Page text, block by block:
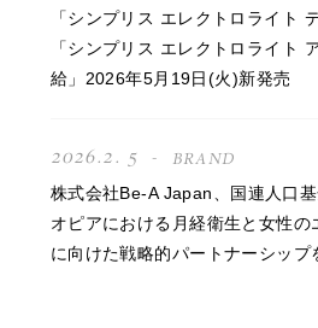
「シンプリス エレクトロライト
「シンプリス エレクトロライト
給」2026年5月19日(火)新発売
2026.2. 5 BRAND
株式会社Be-A Japan、国連人口
オピアにおける月経衛生と女性の
に向けた戦略的パートナーシップ